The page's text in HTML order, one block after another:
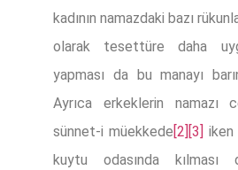
kadının namazdaki bazı
olarak tesettüre daha
yapması da bu manayı
Ayrıca erkeklerin namazı
sünnet-i müekkede[2] [3] iken
kuytu odasında kılması